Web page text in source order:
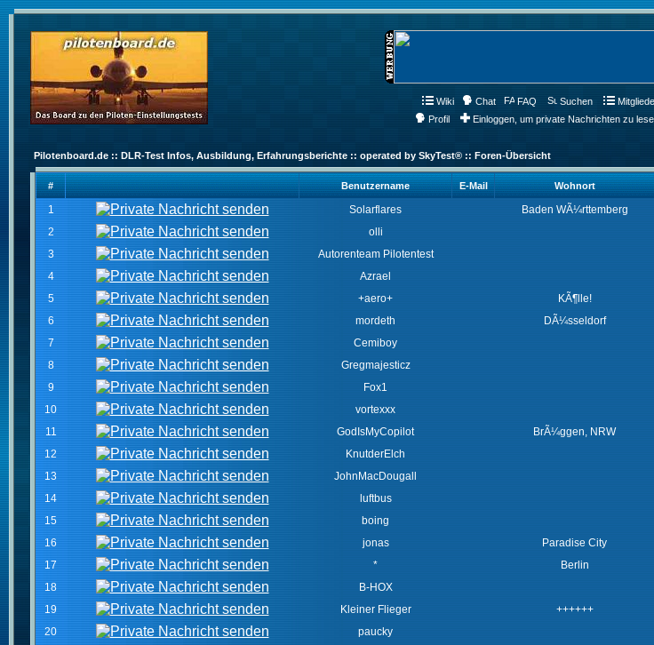
Wiki Chat FAQ Suchen
Profil
Einloggen, um private Nachrichten zu
Pilotenboard.de :: DLR-Test Infos, Ausbildung, Erfahrungsberichte :: operated by SkyTest® :: Foren-Übersicht
# Benutzername E-Mail Wohnort
1 Solarflares Baden WÃ¼rttemberg
2
olli
3
Autorenteam Pilotentest
4
Azrael
5
+aero+ KÃ¶lle!
6
mordeth DÃ¼sseldorf
7
Cemiboy
8
Gregmajesticz
9
Fox1
10
vortexxx
11
GodIsMyCopilot BrÃ¼ggen, NRW
12
KnutderElch
13
JohnMacDougall
14
luftbus
15
boing
16
jonas Paradise City
17
* Berlin
18
B-HOX
19
Kleiner Flieger ++++++
20
paucky